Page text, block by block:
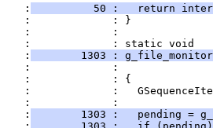
:
50 :   return
:             : }
:             :
:             : static void
:
1303 :
:             :
:             : {
:             :
:             :
:
1303 :   pending =